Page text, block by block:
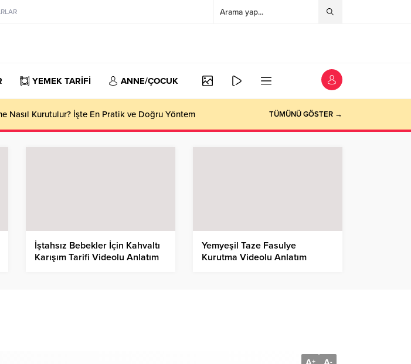
YEMEK TARİFİ ANNE/ÇOCUK
Nasıl Kurutulur? İşte En Pratik ve Doğru Yöntem TÜMÜNÜ GÖSTER →
İştahsız Bebekler İçin Kahvaltı
Karışım Tarifi Videolu Anlatım
Yemyeşil Taze Fasulye
Kurutma Videolu Anlatım
+ -